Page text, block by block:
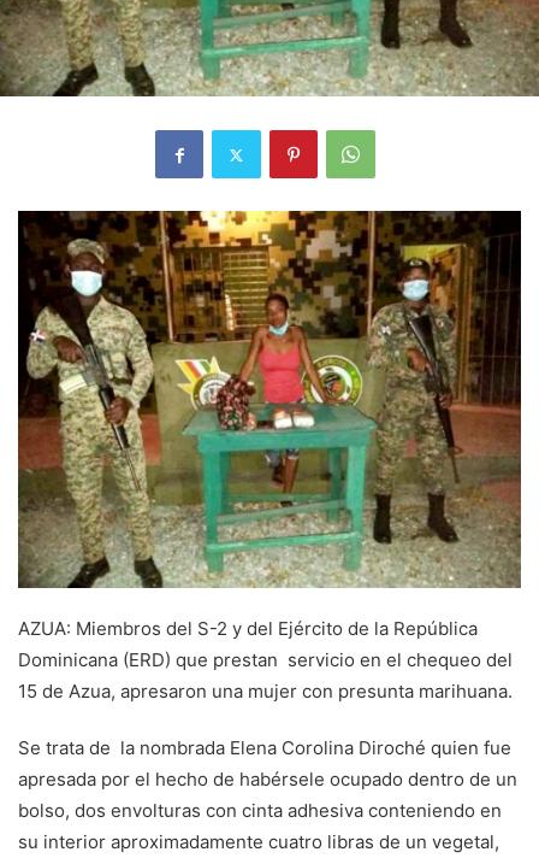
AZUA: Miembros del S-2 y del Ejército de la República
Dominicana (ERD) que prestan servicio en el chequeo del
15 de Azua, apresaron una mujer con presunta marihuana.
Se trata de la nombrada Elena Corolina Diroché quien fue
apresada por el hecho de habérsele ocupado dentro de un
bolso, dos envolturas con cinta adhesiva conteniendo en
su interior aproximadamente cuatro libras de un vegetal,